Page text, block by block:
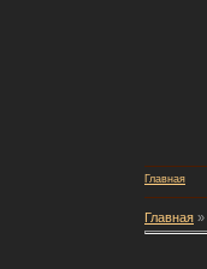
Главная
Главная »